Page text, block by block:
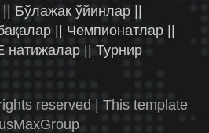
Бўлажак ўйинлар ||
|| Чемпионатлар ||
натижалар || Турнир
reserved | This template